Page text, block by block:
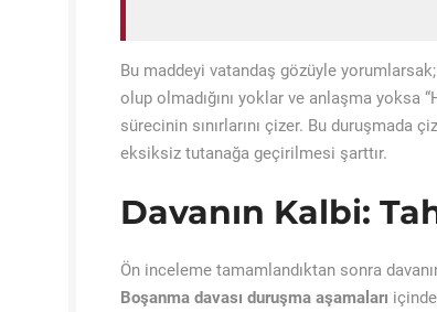
Bu maddeyi vatandaş gözüyle
olup olmadığını yoklar ve anlaşma yoksa
sürecinin sınırlarını çizer. Bu duruşmada
eksiksiz tutanağa geçirilmesi şarttır.
Davanın Kalbi:
Ön inceleme tamamlandıktan sonra
Boşanma davası duruşma aşamaları